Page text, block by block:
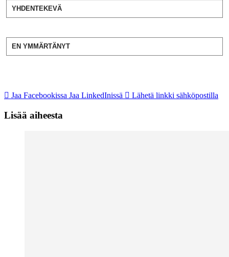
YHDENTEKEVÄ
EN YMMÄRTÄNYT
Jaa Facebookissa Jaa LinkedInissä Lähetä linkki sähköpostilla
Lisää aiheesta